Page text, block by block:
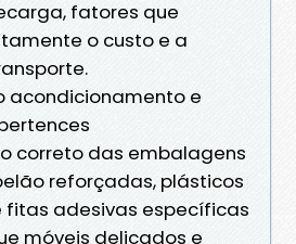
fatores que
o custo e a
acondicionamento e
correto das embalagens
reforçadas, plásticos
fitas adesivas específicas
móveis delicados e